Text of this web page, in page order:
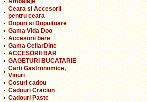
Ambalaje
Ceara si Accesorii
pentru ceara
Dopuri si Dopuitoare
Gama Vida Doo
Accesorii bere
Gama CellarDine
ACCESORII BAR
GAGETURI BUCATARIE
Carti Gastronomice,
Vinuri
Cosuri cadou
Cadouri Craciun
Cadouri Paste